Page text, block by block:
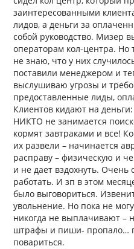
заинтересованными
лидов, а деньги за
собой руководство. Мизер
операторам кол-центра.
не знаю, что у них
поставили менеджером и
выслушиваю угрозы и
предоставленные лиды,
Клиентов кидают на
НИКТО не занимается
кормят завтраками и все!
их развели – начинается
расправу – физическую и
и не дает вздохнуть. Очень
работать. И зп в этом
было выговориться.
увольнение. Но пока не
никогда не выплачивают
штрафы и пиши- пропало…
повариться.